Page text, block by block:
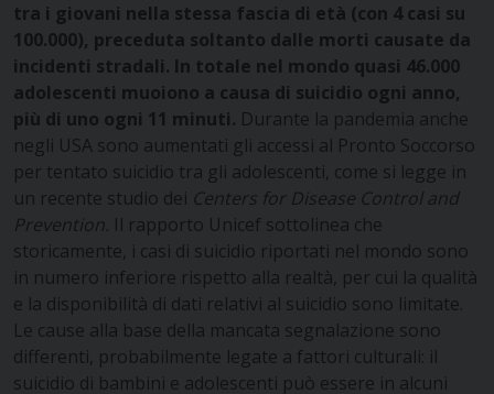
tra i giovani nella stessa fascia di età (con 4 casi su
100.000), preceduta soltanto dalle morti causate da
incidenti stradali. In totale nel mondo quasi 46.000
adolescenti muoiono a causa di suicidio ogni anno,
più di uno ogni 11 minuti. Durante la pandemia anche
negli USA sono aumentati gli accessi al Pronto Soccorso
per tentato suicidio tra gli adolescenti, come si legge in
un recente studio dei Centers for Disease Control and
Prevention. Il rapporto Unicef sottolinea che
storicamente, i casi di suicidio riportati nel mondo sono
in numero inferiore rispetto alla realtà, per cui la qualità
e la disponibilità di dati relativi al suicidio sono limitate.
Le cause alla base della mancata segnalazione sono
differenti, probabilmente legate a fattori culturali: il
suicidio di bambini e adolescenti può essere in alcuni